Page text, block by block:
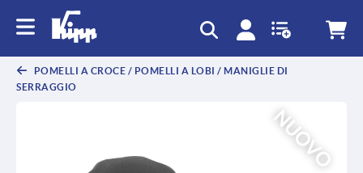
POMELLI A CROCE / POMELLI A LOBI / MANIGLIE DI
SERRAGGIO
NUOVO